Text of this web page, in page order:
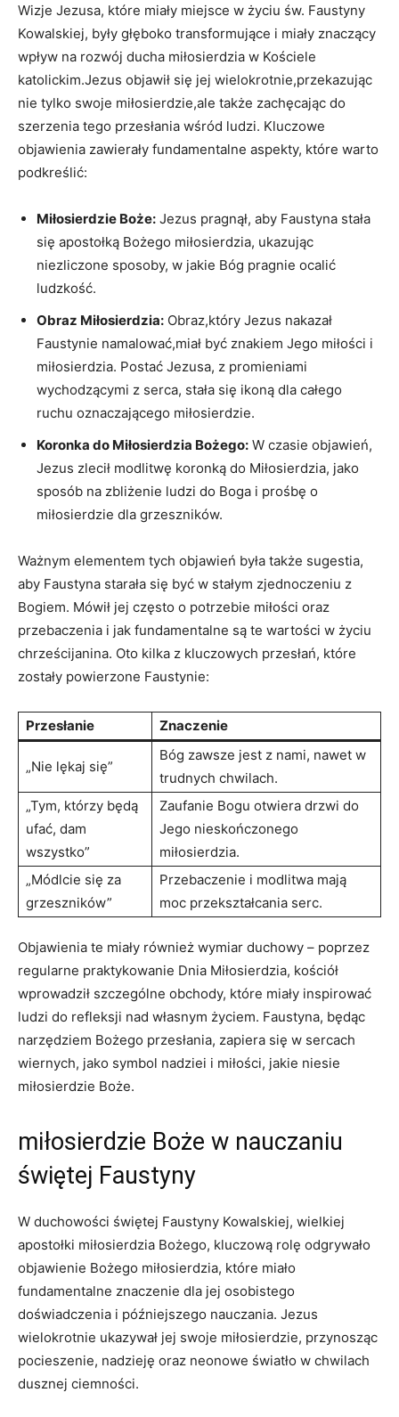
Wizje ⁤Jezusa, które miały miejsce w życiu św. Faustyny
Kowalskiej, były głęboko transformujące i miały znaczący
wpływ na rozwój‌ ducha miłosierdzia w Kościele
katolickim.Jezus objawił się jej wielokrotnie,przekazując
nie‌ tylko swoje miłosierdzie,ale także zachęcając do
szerzenia‍ tego przesłania wśród ludzi. Kluczowe
objawienia zawierały fundamentalne aspekty, które warto
podkreślić:
Miłosierdzie Boże: Jezus pragnął, aby Faustyna ⁣stała
się apostołką Bożego ⁤miłosierdzia, ukazując‍
niezliczone sposoby,⁤ w jakie Bóg pragnie ⁢ocalić ​
ludzkość.
Obraz Miłosierdzia: Obraz,który Jezus nakazał
‌Faustynie namalować,miał być znakiem Jego miłości i
miłosierdzia. Postać Jezusa, ​z promieniami
wychodzącymi z serca, stała się ikoną dla całego‌
ruchu oznaczającego miłosierdzie.
Koronka do‌ Miłosierdzia Bożego: W ‌czasie objawień,⁣
Jezus zlecił modlitwę koronką do Miłosierdzia, jako
sposób na⁣ zbliżenie ludzi do Boga i prośbę o
‍miłosierdzie dla grzeszników.
Ważnym elementem ⁤tych objawień była także ​sugestia,
aby Faustyna starała się ‌być w stałym zjednoczeniu z
Bogiem. Mówił jej często ‍o potrzebie miłości oraz
przebaczenia i jak ​fundamentalne są te wartości ⁢w życiu
chrześcijanina. Oto kilka z kluczowych przesłań, które
zostały powierzone Faustynie:
Przesłanie Znaczenie
„Nie lękaj się”
Bóg zawsze jest z nami, nawet w ​
trudnych chwilach.
„Tym, którzy będą
ufać, ‌dam
wszystko”
Zaufanie Bogu otwiera drzwi do
Jego ⁤nieskończonego
⁢miłosierdzia.
„Módlcie ⁢się za
grzeszników”
Przebaczenie i modlitwa mają
moc przekształcania ​serc.
Objawienia te⁢ miały⁢ również wymiar duchowy – poprzez
regularne praktykowanie ⁢Dnia Miłosierdzia, kościół
wprowadził szczególne obchody, które miały ‌inspirować
ludzi ​do refleksji nad własnym życiem. Faustyna, będąc
narzędziem Bożego przesłania, zapiera się w sercach⁣
wiernych, jako symbol nadziei i miłości, jakie niesie
miłosierdzie Boże.
miłosierdzie ‌Boże‌ w nauczaniu
świętej Faustyny
W duchowości ⁣świętej Faustyny Kowalskiej,​ wielkiej
apostołki ​miłosierdzia Bożego, kluczową rolę​ odgrywało
objawienie Bożego ⁢miłosierdzia, które miało
⁢fundamentalne znaczenie dla jej osobistego
doświadczenia i‍ późniejszego nauczania. Jezus
wielokrotnie ukazywał jej⁤ swoje miłosierdzie, przynosząc
pocieszenie, ⁢nadzieję oraz neonowe światło w chwilach
dusznej ciemności.